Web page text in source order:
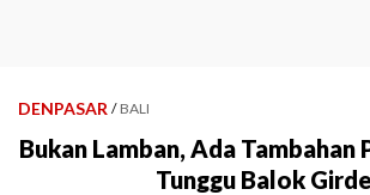
DENPASAR / BALI
Bukan Lamban, Ada Tambahan
Tunggu Balok